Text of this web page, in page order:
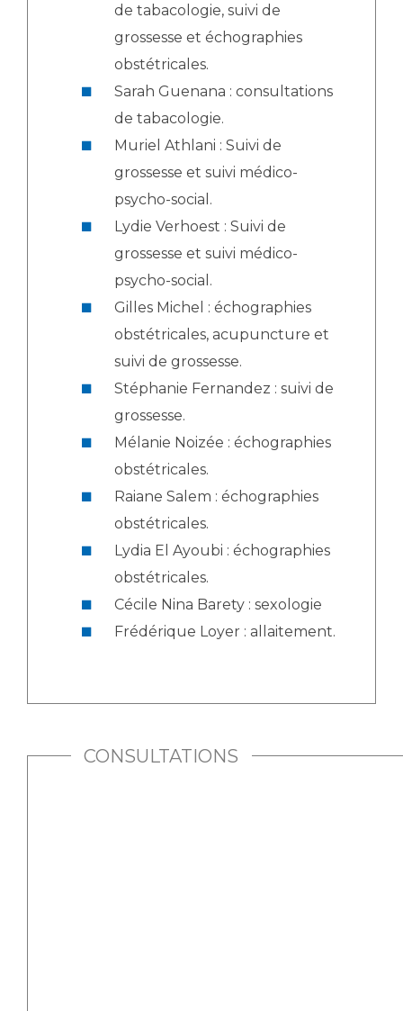
de tabacologie, suivi de
grossesse et échographies
obstétricales.
Sarah Guenana : consultations
de tabacologie.
Muriel Athlani : Suivi de
grossesse et suivi médico-
psycho-social.
Lydie Verhoest : Suivi de
grossesse et suivi médico-
psycho-social.
Gilles Michel : échographies
obstétricales, acupuncture et
suivi de grossesse.
Stéphanie Fernandez : suivi de
grossesse.
Mélanie Noizée : échographies
obstétricales.
Raiane Salem : échographies
obstétricales.
Lydia El Ayoubi : échographies
obstétricales.
Cécile Nina Barety : sexologie
Frédérique Loyer : allaitement.
CONSULTATIONS